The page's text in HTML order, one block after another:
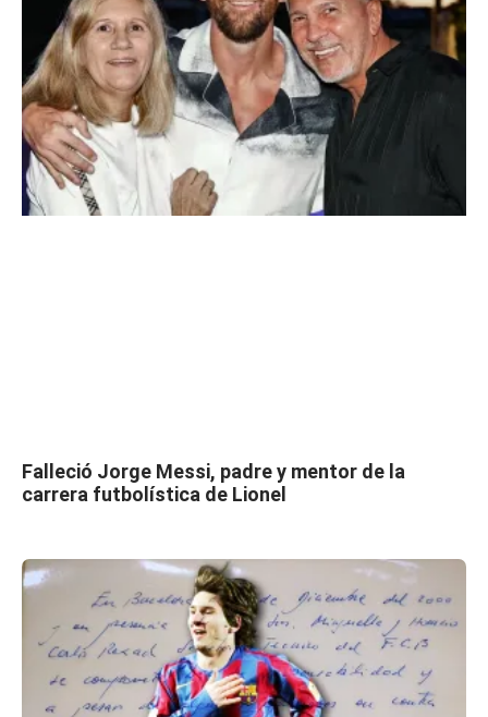
Falleció Jorge Messi, padre y mentor de la
carrera futbolística de Lionel